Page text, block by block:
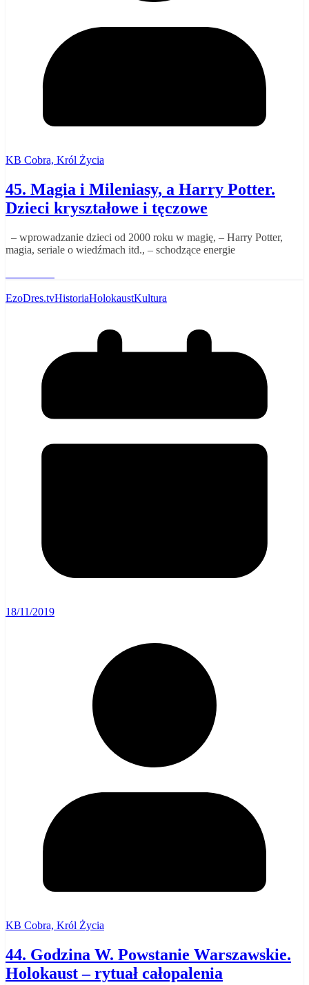
KB Cobra, Król Życia
45. Magia i Mileniasy, a Harry Potter.
Dzieci kryształowe i tęczowe
– wprowadzanie dzieci od 2000 roku w magię, – Harry Potter,
magia, seriale o wiedźmach itd., – schodzące energie
EzoDres.tvHistoriaHolokaustKultura
18/11/2019
KB Cobra, Król Życia
44. Godzina W. Powstanie Warszawskie.
Holokaust – rytuał całopalenia